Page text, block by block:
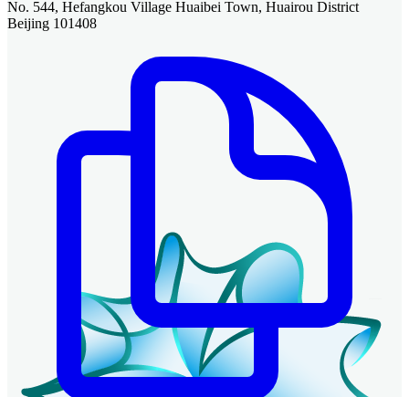
No. 544, Hefangkou Village Huaibei Town, Huairou District
Beijing 101408